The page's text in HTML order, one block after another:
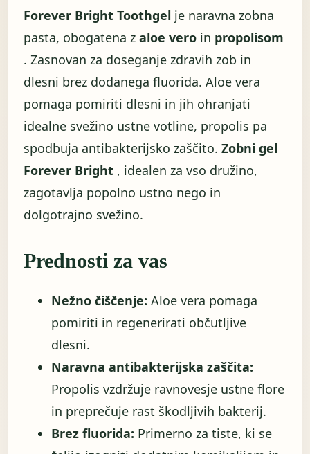
Forever Bright Toothgel je naravna zobna
pasta, obogatena z aloe vero in propolisom
. Zasnovan za doseganje zdravih zob in
dlesni brez dodanega fluorida. Aloe vera
pomaga pomiriti dlesni in jih ohranjati
idealne svežino ustne votline, propolis pa
spodbuja antibakterijsko zaščito. Zobni gel
Forever Bright , idealen za vso družino,
zagotavlja popolno ustno nego in
dolgotrajno svežino.
Prednosti za vas
Nežno čiščenje: Aloe vera pomaga
pomiriti in regenerirati občutljive
dlesni.
Naravna antibakterijska zaščita:
Propolis vzdržuje ravnovesje ustne flore
in preprečuje rast škodljivih bakterij.
Brez fluorida: Primerno za tiste, ki se